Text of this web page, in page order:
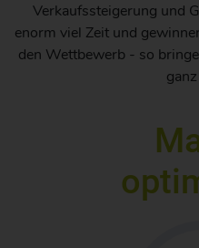
Verkaufssteigerung und
enorm viel Zeit und
den Wettbewerb - so